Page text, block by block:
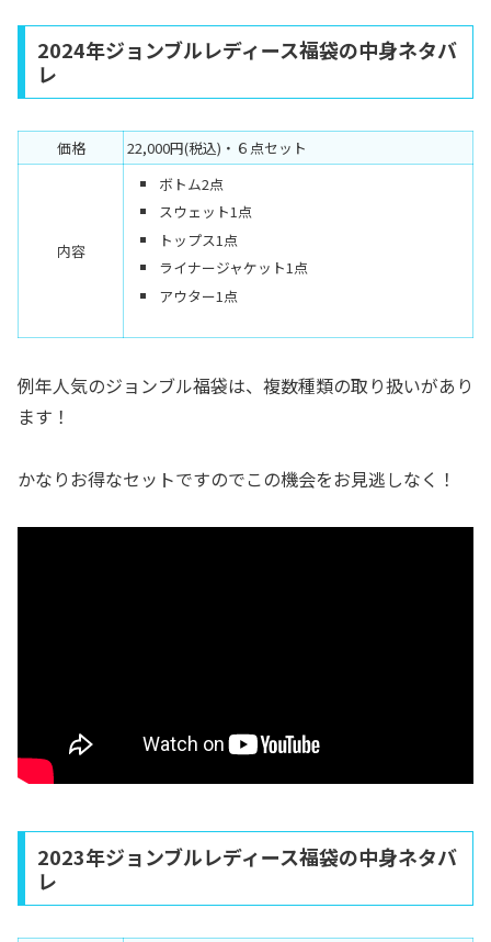
2024年ジョンブルレディース福袋の中身ネタバ
レ
価格 22,000円(税込)・６点セット
内容
ボトム2点
スウェット1点
トップス1点
ライナージャケット1点
アウター1点
例年人気のジョンブル福袋は、複数種類の取り扱いがあり
ます！
かなりお得なセットですのでこの機会をお見逃しなく！
2023年ジョンブルレディース福袋の中身ネタバ
レ